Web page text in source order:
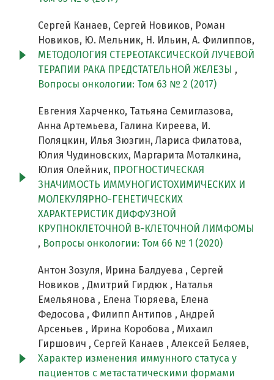
Сергей Канаев, Сергей Новиков, Роман
Новиков, Ю. Мельник, Н. Ильин, А. Филиппов,
МЕТОДОЛОГИЯ СТЕРЕОТАКСИЧЕСКОЙ ЛУЧЕВОЙ
ТЕРАПИИ РАКА ПРЕДСТАТЕЛЬНОЙ ЖЕЛЕЗЫ ,
Вопросы онкологии: Том 63 № 2 (2017)
Евгения Харченко, Татьяна Семиглазова,
Анна Артемьева, Галина Киреева, И.
Поляцкин, Илья Зюзгин, Лариса Филатова,
Юлия Чудиновских, Маргарита Моталкина,
Юлия Олейник, ПРОГНОСТИЧЕСКАЯ
ЗНАЧИМОСТЬ ИММУНОГИСТОХИМИЧЕСКИХ И
МОЛЕКУЛЯРНО-ГЕНЕТИЧЕСКИХ
ХАРАКТЕРИСТИК ДИФФУЗНОЙ
КРУПНОКЛЕТОЧНОЙ В-КЛЕТОЧНОЙ ЛИМФОМЫ
, Вопросы онкологии: Том 66 № 1 (2020)
Антон Зозуля, Ирина Балдуева , Сергей
Новиков , Дмитрий Гирдюк , Наталья
Емельянова , Елена Тюряева, Елена
Федосова , Филипп Антипов , Андрей
Арсеньев , Ирина Коробова , Михаил
Гиршович , Сергей Канаев , Алексей Беляев,
Характер изменения иммунного статуса у
пациентов с метастатическими формами